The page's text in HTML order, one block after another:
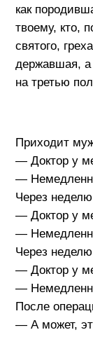
как
твоему, кто,
святого,
державшая,
на третью
Приходит
— Доктор у
—
Через
— Доктор у
—
Через
— Доктор у
—
После
— А может,